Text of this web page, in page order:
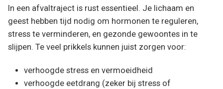
In een afvaltraject is rust essentieel. Je lichaam en
geest hebben tijd nodig om hormonen te reguleren,
stress te verminderen, en gezonde gewoontes in te
slijpen. Te veel prikkels kunnen juist zorgen voor:
verhoogde stress en vermoeidheid
verhoogde eetdrang (zeker bij stress of